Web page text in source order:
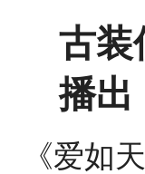
古装
播出
《爱如